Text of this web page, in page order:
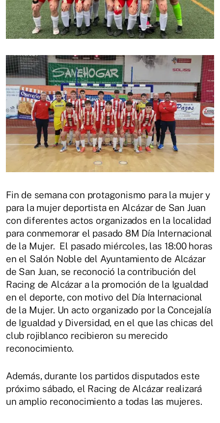
Fin de semana con protagonismo para la mujer y
para la mujer deportista en Alcázar de San Juan
con diferentes actos organizados en la localidad
para conmemorar el pasado 8M Día Internacional
de la Mujer. El pasado miércoles, las 18:00 horas
en el Salón Noble del Ayuntamiento de Alcázar
de San Juan, se reconoció la contribución del
Racing de Alcázar a la promoción de la Igualdad
en el deporte, con motivo del Día Internacional
de la Mujer. Un acto organizado por la Concejalía
de Igualdad y Diversidad, en el que las chicas del
club rojiblanco recibieron su merecido
reconocimiento.
Además, durante los partidos disputados este
próximo sábado, el Racing de Alcázar realizará
un amplio reconocimiento a todas las mujeres.